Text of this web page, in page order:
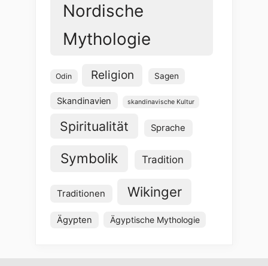
Nordische
Mythologie
Odin Religion Sagen
Skandinavien skandinavische Kultur
Spiritualität Sprache
Symbolik Tradition
Traditionen Wikinger
Ägypten Ägyptische Mythologie